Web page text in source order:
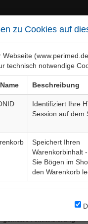
Bogen-
zu Cookies auf
Webseite
technisch notwendige
Beschreibung
Identifiziert Ihre
Session auf dem
Speichert Ihren
Warenkorbinhalt
Sie Bögen im
den Warenkorb
(kurz)
zu Brandverletzungen
gemäße Aktualisierung